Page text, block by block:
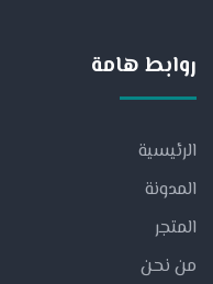
روابط هامة
الرئيسية
المدونة
المتجر
من نحن